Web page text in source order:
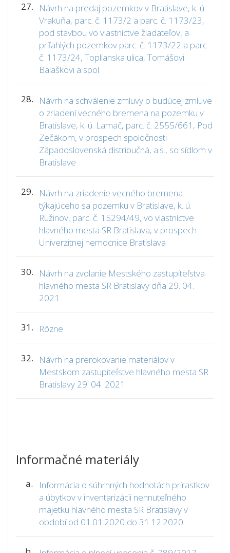
27.
Návrh na predaj pozemkov v Bratislave, k. ú.
Vrakuňa, parc. č. 1173/2 a parc. č. 1173/23,
pod stavbou vo vlastníctve žiadateľov, a
priľahlých pozemkov parc. č. 1173/22 a parc.
č. 1173/24, Toplianska ulica, Tomášovi
Balaškovi a spol.
28.
Návrh na schválenie zmluvy o budúcej zmluve
o zriadení vecného bremena na pozemku v
Bratislave, k. ú. Lamač, parc. č. 2555/661, Pod
Zečákom, v prospech spoločnosti
Západoslovenská distribučná, a.s., so sídlom v
Bratislave
29.
Návrh na zriadenie vecného bremena
týkajúceho sa pozemku v Bratislave, k. ú.
Ružinov, parc. č. 15294/49, vo vlastníctve
hlavného mesta SR Bratislava, v prospech
Univerzitnej nemocnice Bratislava
30.
Návrh na zvolanie Mestského zastupiteľstva
hlavného mesta SR Bratislavy dňa 29. 04.
2021
31. Rôzne
32.
Návrh na prerokovanie materiálov v
Mestskom zastupiteľstve hlavného mesta SR
Bratislavy 29. 04. 2021
Informačné materiály
a.
Informácia o súhrnných hodnotách prírastkov
a úbytkov v inventarizácii nehnuteľného
majetku hlavného mesta SR Bratislavy v
období od 01.01.2020 do 31.12.2020